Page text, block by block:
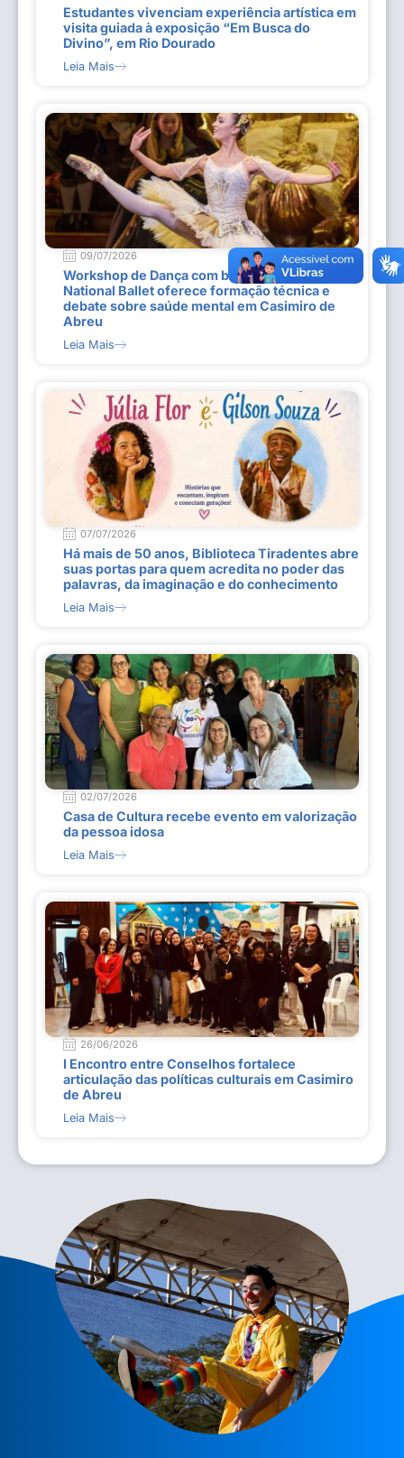
Estudantes vivenciam experiência artística em
visita guiada à exposição “Em Busca do
Divino”, em Rio Dourado
Leia Mais
09/07/2026
Workshop de Dança com bailarina do Dutch
National Ballet oferece formação técnica e
debate sobre saúde mental em Casimiro de
Abreu
Leia Mais
07/07/2026
Há mais de 50 anos, Biblioteca Tiradentes abre
suas portas para quem acredita no poder das
palavras, da imaginação e do conhecimento
Leia Mais
02/07/2026
Casa de Cultura recebe evento em valorização
da pessoa idosa
Leia Mais
26/06/2026
I Encontro entre Conselhos fortalece
articulação das políticas culturais em Casimiro
de Abreu
Leia Mais